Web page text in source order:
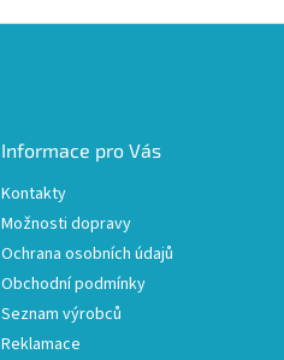
Informace pro Vás
Kontakty
Možnosti dopravy
Ochrana osobních údajů
Obchodní podmínky
Seznam výrobců
Reklamace